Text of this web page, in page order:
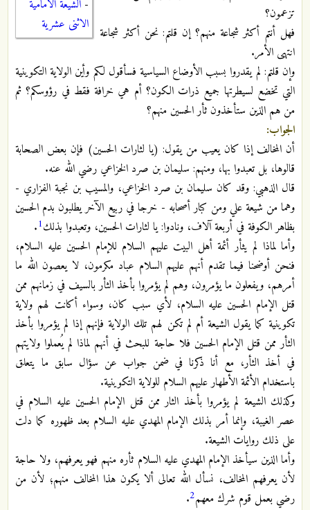
- الشيعة الامامية
الاثنى عشرية
تزعمون؟
فهل أنتم أكثر شجاعة منهم؟ إن قلتم: نحن أكثر شجاعة
انتهى الأمر.
وإن قلتم: لم يقدروا بسبب الأوضاع السياسية فسأقول لكم وأين الولاية التكوينية
التي تخضع لسيطرتها جميع ذرات الكون؟ أم هي خرافة فقط في رؤوسكم؟ ثم
من هم الذين ستأخذون ثأر الحسين منهم؟
الجواب:
أن المخالف إذا كان يعيب من يقول: (يا لثارات الحسين) فإن بعض الصحابة
قالوها، بل تعبدوا بها، ومنهم: سليمان بن صرد الخزاعي رضي الله عنه.
قال الذهبي: وقد كان سليمان بن صرد الخزاعي، والمسيب بن نجبة الفزاري -
وهما من شيعة علي ومن كبار أصحابه - خرجا في ربيع الآخر يطلبون بدم الحسين
بظاهر الكوفة في أربعة آلاف، ونادوا: يا لثارات الحسين، وتعبدوا بذلك1
.
وأما لماذا لم يثأر أئمة أهل البيت عليهم السلام للإمام الحسين عليه السلام،
فنحن أوضحنا فيما تقدم أنهم عليهم السلام عباد مكرمون، لا يعصون الله ما
أمرهم، ويفعلون ما يؤمرون، وهم لم يؤمروا بأخذ الثأر بالسيف في زمانهم ممن
قتل الإمام الحسين عليه السلام، لأي سبب كان، وسواء أكانت لهم ولاية
تكوينية كما يقول الشيعة أم لم تكن لهم تلك الولاية فإنهم إذا لم يؤمروا بأخذ
الثأر ممن قتل الإمام الحسين فلا حاجة للبحث في أنهم لماذا لم يُعملوا ولايتهم
في أخذ الثأر، مع أنا ذكرنا في ضمن جواب عن سؤال سابق ما يتعلق
باستخدام الأئمة الأطهار عليهم السلام للولاية التكوينية.
وكذلك الشيعة لم يؤمروا بأخذ الثار ممن قتل الإمام الحسين عليه السلام في
عصر الغيبة، وإنما أمر بذلك الإمام المهدي عليه السلام بعد ظهوره كما دلت
على ذلك روايات الشيعة.
وأما الذين سيأخذ الإمام المهدي عليه السلام ثأره منهم فهو يعرفهم، ولا حاجة
لأن يعرفهم المخالف، نسأل الله تعالى ألا يكون هذا المخالف منهم؛ لأن من
رضي بعمل قوم شرك معهم2
.